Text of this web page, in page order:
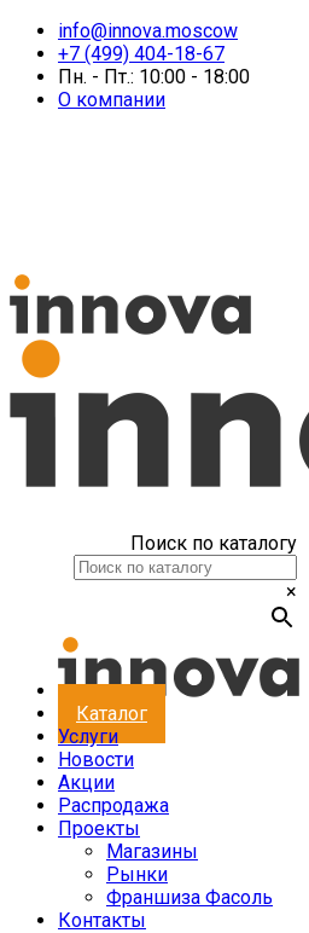
info@innova.moscow
+7 (499) 404-18-67
Пн. - Пт.: 10:00 - 18:00
О компании
Поиск по каталогу
×
Каталог
Услуги
Новости
Акции
Распродажа
Проекты
Магазины
Рынки
Франшиза Фасоль
Контакты